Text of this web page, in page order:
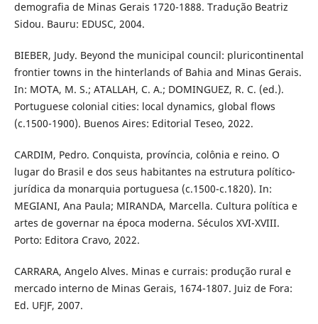
demografia de Minas Gerais 1720-1888. Tradução Beatriz
Sidou. Bauru: EDUSC, 2004.
BIEBER, Judy. Beyond the municipal council: pluricontinental
frontier towns in the hinterlands of Bahia and Minas Gerais.
In: MOTA, M. S.; ATALLAH, C. A.; DOMINGUEZ, R. C. (ed.).
Portuguese colonial cities: local dynamics, global flows
(c.1500-1900). Buenos Aires: Editorial Teseo, 2022.
CARDIM, Pedro. Conquista, província, colônia e reino. O
lugar do Brasil e dos seus habitantes na estrutura político-
jurídica da monarquia portuguesa (c.1500-c.1820). In:
MEGIANI, Ana Paula; MIRANDA, Marcella. Cultura política e
artes de governar na época moderna. Séculos XVI-XVIII.
Porto: Editora Cravo, 2022.
CARRARA, Angelo Alves. Minas e currais: produção rural e
mercado interno de Minas Gerais, 1674-1807. Juiz de Fora:
Ed. UFJF, 2007.